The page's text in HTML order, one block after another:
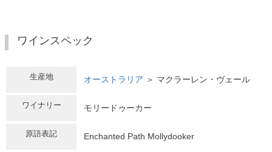
ワインスペック
生産地 オーストラリア ＞ マクラーレン・ヴェール
ワイナリー モリードゥーカー
原語表記 Enchanted Path Mollydooker